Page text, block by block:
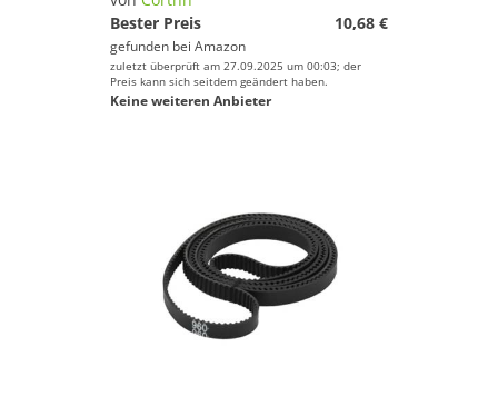
Bester Preis
10,68 €
gefunden bei Amazon
zuletzt überprüft am 27.09.2025 um 00:03; der
Preis kann sich seitdem geändert haben.
Keine weiteren Anbieter